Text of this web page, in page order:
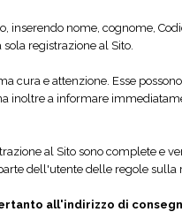
nome, cognome,
registrazione al Sito.
e attenzione. Esse
a informare
al Sito sono complete e
dell'utente delle regole
all'indirizzo di